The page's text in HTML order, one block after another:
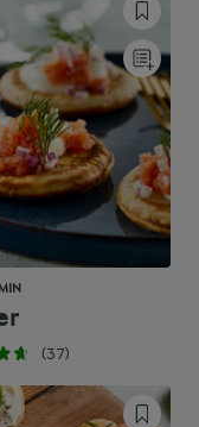
(37)